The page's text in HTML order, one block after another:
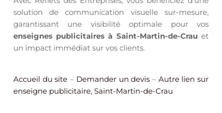
solution de communication visuelle sur-mesure,
garantissant une visibilité optimale pour vos
enseignes publicitaires à Saint-Martin-de-Crauet
un impact immédiat sur vos clients.
Accueil du site – Demander un devis – Autre lien sur
enseigne publicitaire, Saint-Martin-de-Crau